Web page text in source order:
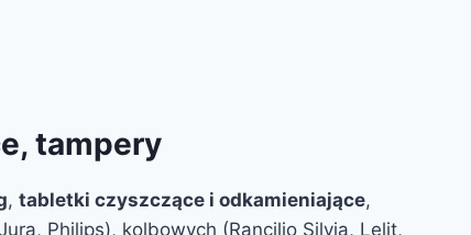
tampery
, tabletki czyszczące i odkamieniające,
Philips), kolbowych (Rancilio Silvia, Lelit,